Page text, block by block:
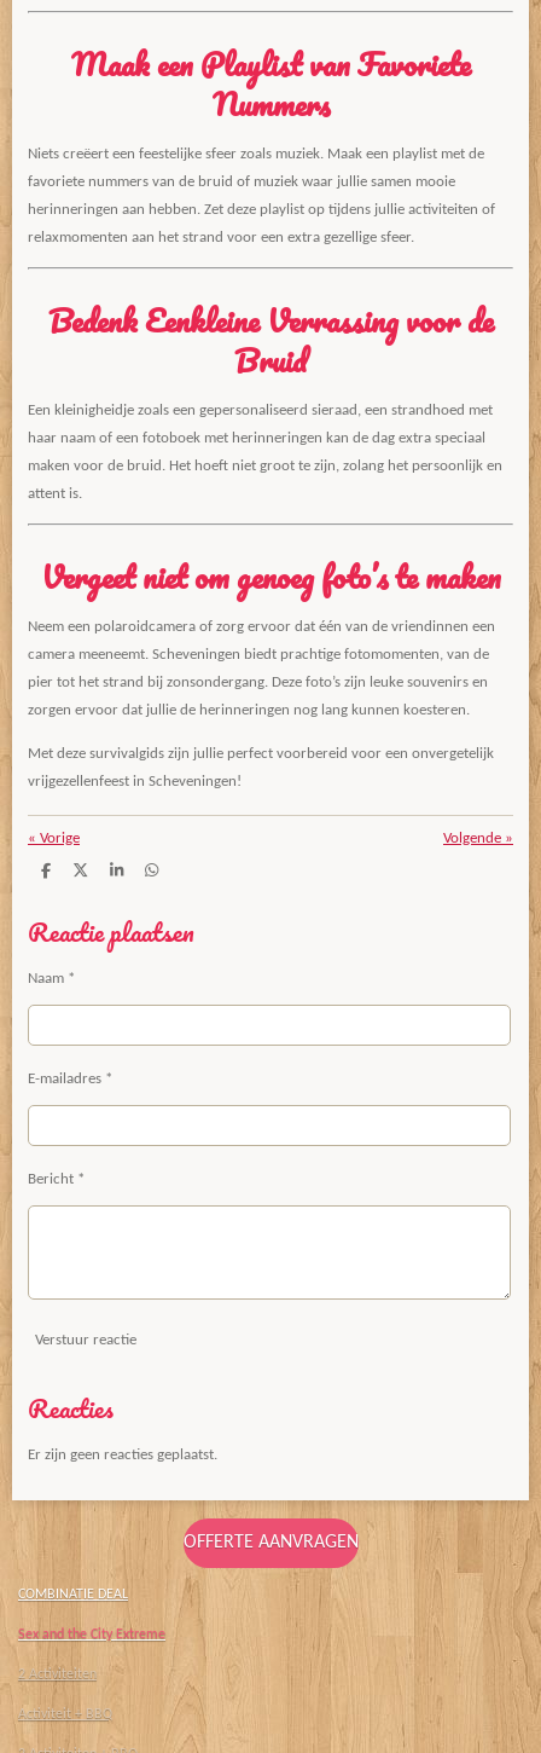
Maak een Playlist van Favoriete
Nummers
Niets creëert een feestelijke sfeer zoals muziek. Maak een playlist met de
favoriete nummers van de bruid of muziek waar jullie samen mooie
herinneringen aan hebben. Zet deze playlist op tijdens jullie activiteiten of
relaxmomenten aan het strand voor een extra gezellige sfeer.
Bedenk Eenkleine Verrassing voor de
Bruid
Een kleinigheidje zoals een gepersonaliseerd sieraad, een strandhoed met
haar naam of een fotoboek met herinneringen kan de dag extra speciaal
maken voor de bruid. Het hoeft niet groot te zijn, zolang het persoonlijk en
attent is.
Vergeet niet om genoeg foto’s te maken
Neem een polaroidcamera of zorg ervoor dat één van de vriendinnen een
camera meeneemt. Scheveningen biedt prachtige fotomomenten, van de
pier tot het strand bij zonsondergang. Deze foto’s zijn leuke souvenirs en
zorgen ervoor dat jullie de herinneringen nog lang kunnen koesteren.
Met deze survivalgids zijn jullie perfect voorbereid voor een onvergetelijk
vrijgezellenfeest in Scheveningen!
« Vorige Volgende »
D
e
n
D
l
S
e
D
n
Reactie plaatsen
Naam *
E-mailadres *
Bericht *
Verstuur reactie
Reacties
Er zijn geen reacties geplaatst.
OFFERTE AANVRAGEN
COMBINATIE DEAL
Sex and the City Extreme
2 Activiteiten
Activiteit + BBQ